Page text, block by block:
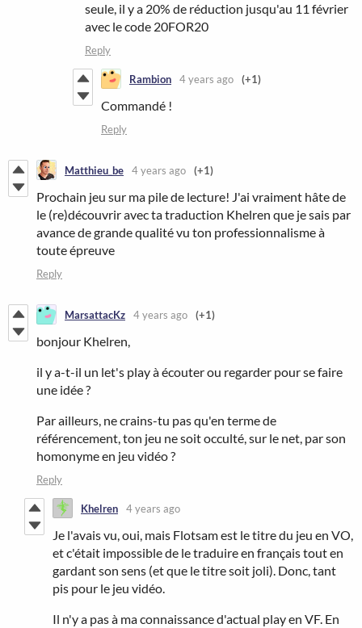
seule, il y a 20% de réduction jusqu'au 11 février
avec le code 20FOR20
Reply
Rambion 4 years ago (+1)
Commandé !
Reply
Matthieu_be 4 years ago (+1)
Prochain jeu sur ma pile de lecture! J'ai vraiment hâte de
le (re)découvrir avec ta traduction Khelren que je sais par
avance de grande qualité vu ton professionnalisme à
toute épreuve
Reply
MarsattacKz 4 years ago (+1)
bonjour Khelren,
il y a-t-il un let's play à écouter ou regarder pour se faire
une idée ?
Par ailleurs, ne crains-tu pas qu'en terme de
référencement, ton jeu ne soit occulté, sur le net, par son
homonyme en jeu vidéo ?
Reply
Khelren 4 years ago
Je l'avais vu, oui, mais Flotsam est le titre du jeu en VO,
et c'était impossible de le traduire en français tout en
gardant son sens (et que le titre soit joli). Donc, tant
pis pour le jeu vidéo.
Il n'y a pas à ma connaissance d'actual play en VF. En